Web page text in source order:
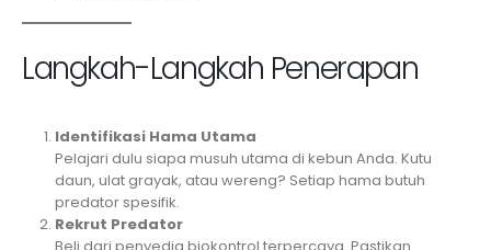
Langkah-Langkah Penerapan
Identifikasi Hama Utama
Pelajari dulu siapa musuh utama di kebun Anda. Kutu
daun, ulat grayak, atau wereng? Setiap hama butuh
predator spesifik.
Rekrut Predator
Beli dari penyedia biokontrol terpercaya. Pastikan